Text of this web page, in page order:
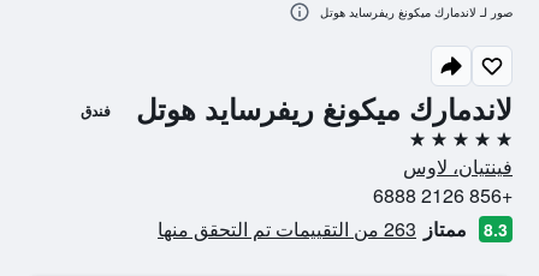
لاندمارك ميكونغ ريفرسايد هوتل فندق
5 نجوم
فينتيان، لاوس
+856 2126 6888
8.3 ممتاز 263 من التقييمات تم التحقق منها
صور لـ لاندمارك ميكونغ ريفرسايد هوتل